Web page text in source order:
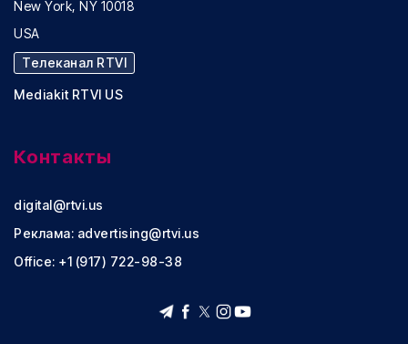
New York, NY 10018
USA
Телеканал RTVI
Mediakit RTVI US
Контакты
digital@rtvi.us
Реклама: advertising@rtvi.us
Office: +1 (917) 722-98-38